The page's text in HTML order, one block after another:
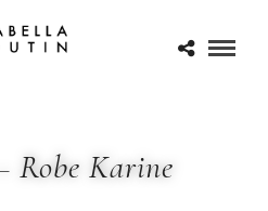
Robe Karine